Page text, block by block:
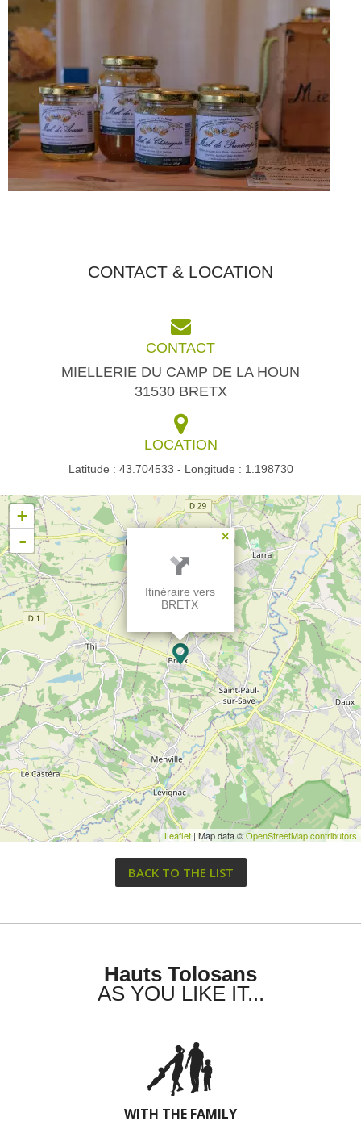
CONTACT & LOCATION
CONTACT
MIELLERIE DU CAMP DE LA HOUN
31530 BRETX
LOCATION
Latitude : 43.704533 - Longitude : 1.198730
×
Itinéraire vers
BRETX
+
-
Leaflet | Map data ©OpenStreetMap contributors
BACK TO THE LIST
Hauts Tolosans
AS YOU LIKE IT...
WITH THE FAMILY